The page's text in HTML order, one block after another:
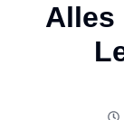
Alles